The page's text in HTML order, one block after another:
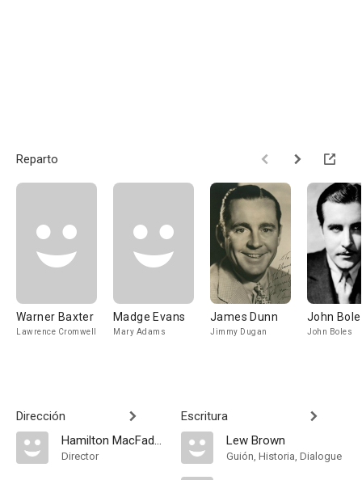
Reparto
Warner Baxter
Lawrence Cromwell
Madge Evans
Mary Adams
James Dunn
Jimmy Dugan
John
John Boles
Dirección
Hamilton MacFadden
Director
Escritura
Lew Brown
Guión, Historia, Dialogue